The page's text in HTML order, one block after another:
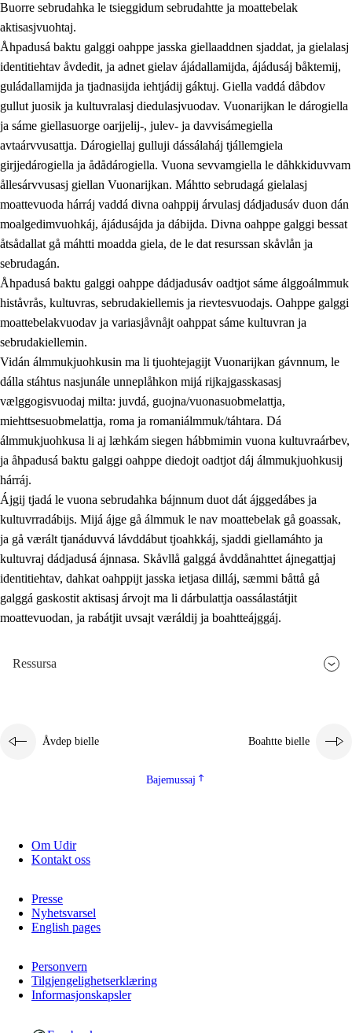
Buorre sebrudahka le tsieggidum sebrudahtte ja moattebelak
aktisasjvuohtaj.
Åhpadusá baktu galggi oahppe jasska giellaaddnen sjaddat, ja gielalasj
identitiehtav åvdedit, ja adnet gielav ájádallamijda, ájádusáj båktemij,
guládallamijda ja tjadnasijda iehtjádij gáktuj. Giella vaddá dåbdov
gullut juosik ja kultuvralasj diedulasjvuodav. Vuonarijkan le dárogiella
ja sáme giellasuorge oarjjelij-, julev- ja davvisámegiella
avtaárvvusattja. Dárogiellaj gulluji dássálaháj tjállemgiela
girjjedárogiella ja ådådárogiella. Vuona sevvamgiella le dåhkkiduvvam
ållesárvvusasj giellan Vuonarijkan. Máhtto sebrudagá gielalasj
moattevuoda hárráj vaddá divna oahppij árvulasj dádjadusáv duon dán
moalgedimvuohkáj, ájádusájda ja dábijda. Divna oahppe galggi bessat
åtsådallat gå máhtti moadda giela, de le dat resurssan skåvlån ja
sebrudagán.
Åhpadusá baktu galggi oahppe dádjadusáv oadtjot sáme álggoálmmuk
histåvrås, kultuvras, sebrudakiellemis ja rievtesvuodajs. Oahppe galggi
moattebelakvuodav ja variasjåvnåjt oahppat sáme kultuvran ja
sebrudakiellemin.
Vidán álmmukjuohkusin ma li tjuohtejagijt Vuonarijkan gávnnum, le
dálla stáhtus nasjunále unneplåhkon mijá rijkajgasskasasj
vælggogisvuodaj milta: juvdá, guojna/vuonasuobmelattja,
miehttsesuobmelattja, roma ja romaniálmmuk/táhtara. Dá
álmmukjuohkusa li aj læhkám siegen hábbmimin vuona kultuvraárbev,
ja åhpadusá baktu galggi oahppe diedojt oadtjot dáj álmmukjuohkusij
hárráj.
Ájgij tjadá le vuona sebrudahka bájnnum duot dát ájggedábes ja
kultuvrradábijs. Mijá ájge gå álmmuk le nav moattebelak gå goassak,
ja gå værált tjanáduvvá lávddábut tjoahkkáj, sjaddi giellamáhto ja
kultuvraj dádjadusá ájnnasa. Skåvllå galggá åvddånahttet ájnegattjaj
identitiehtav, dahkat oahppijt jasska ietjasa dilláj, sæmmi båttå gå
galggá gaskostit aktisasj árvojt ma li dárbulattja oassálastátjit
moattevuodan, ja rabátjit uvsajt væráldij ja boahtteájggáj.
Ressursa
Åvdep bielle Boahtte bielle
Bajemussaj
Om Udir
Kontakt oss
Presse
Nyhetsvarsel
English pages
Personvern
Tilgjengelighetserklæring
Informasjonskapsler